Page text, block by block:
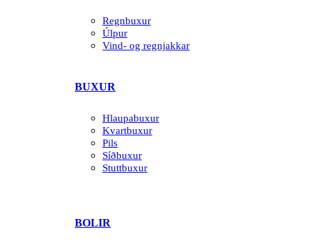
Regnbuxur
Úlpur
Vind- og regnjakkar
BUXUR
Hlaupabuxur
Kvartbuxur
Pils
Síðbuxur
Stuttbuxur
BOLIR